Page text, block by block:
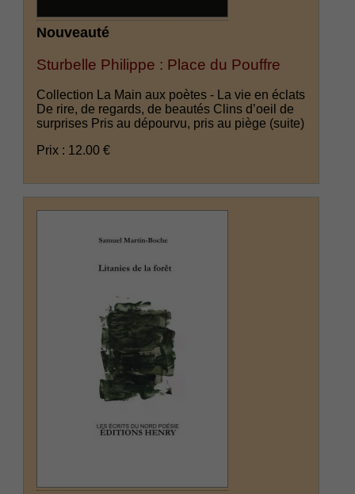
Nouveauté
Sturbelle Philippe : Place du Pouffre
Collection La Main aux poètes - La vie en éclats
De rire, de regards, de beautés Clins d’oeil de
surprises Pris au dépourvu, pris au piège (suite)
Prix : 12.00 €